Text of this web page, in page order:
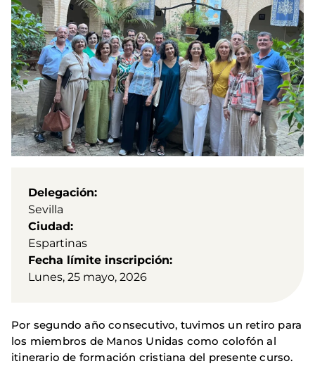
Delegación
Sevilla
Ciudad
Espartinas
Fecha límite inscripción
Lunes, 25 mayo, 2026
Por segundo año consecutivo, tuvimos un retiro para
los miembros de Manos Unidas como colofón al
itinerario de formación cristiana del presente curso.